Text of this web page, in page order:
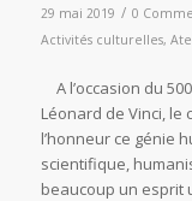
29 mai 2019 / 0
Activités culturelles,
A l’occasion du
Léonard de Vinci, le
l’honneur ce génie
scientifique,
beaucoup un esprit